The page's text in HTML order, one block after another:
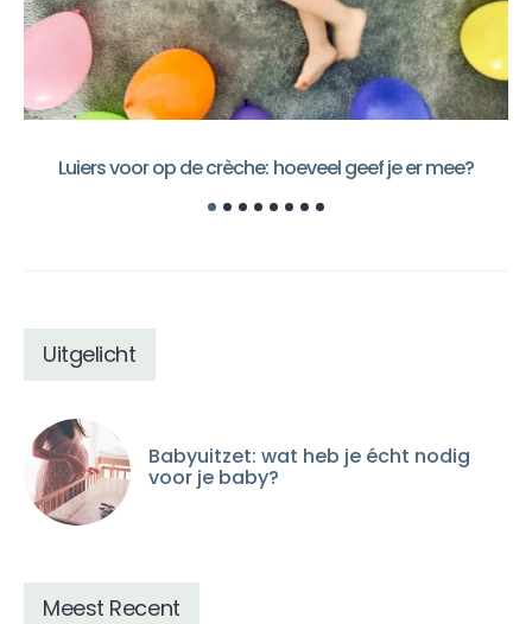
Luiers voor op de crèche: hoeveel geef je er mee?
Uitgelicht
Babyuitzet: wat heb je écht nodig
voor je baby?
Meest Recent